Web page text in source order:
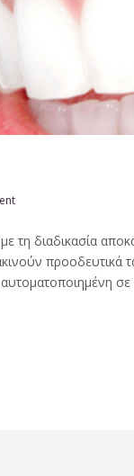
τη διαδικασία